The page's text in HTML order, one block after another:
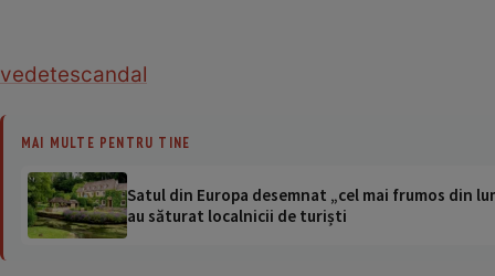
vedetescandal
MAI MULTE PENTRU TINE
Satul din Europa desemnat „cel mai frumos din
au săturat localnicii de turiști